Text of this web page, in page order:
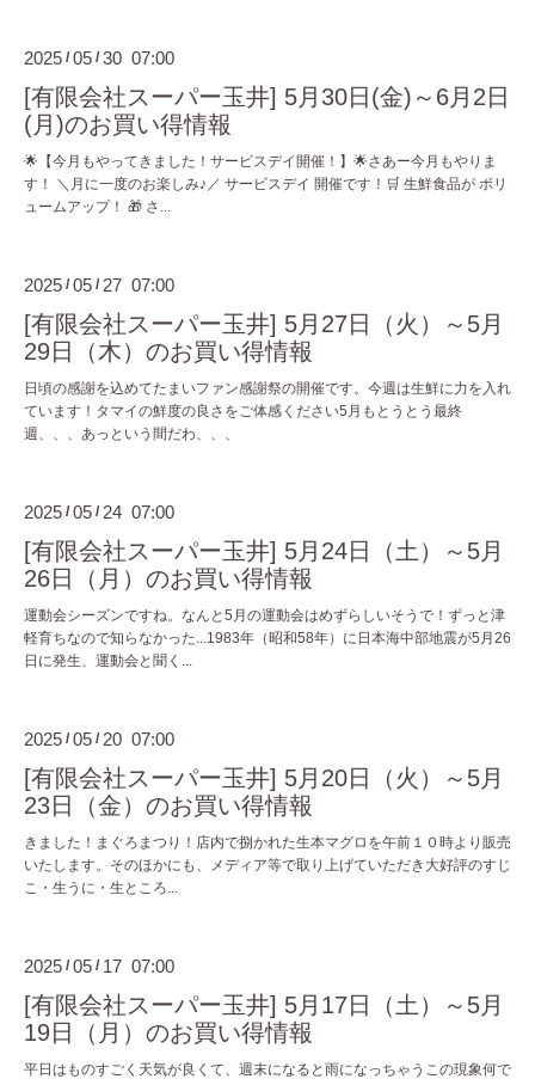
2025 /05 /30 07:00
[有限会社スーパー玉井] 5月30日(金)～6月2日
(月)のお買い得情報
🌟【今月もやってきました！サービスデイ開催！】🌟さあー今月もやりま
す！ ＼月に一度のお楽しみ♪／ サービスデイ 開催です！🛒 生鮮食品が ボリ
ュームアップ！ 🎁 さ...
2025 /05 / 27 07:00
[有限会社スーパー玉井] 5月27日（火）～5月
29日（木）のお買い得情報
日頃の感謝を込めてたまいファン感謝祭の開催です。今週は生鮮に力を入れ
ています！タマイの鮮度の良さをご体感ください5月もとうとう最終
週、、、あっという間だわ、、、
2025 /05 / 24 07:00
[有限会社スーパー玉井] 5月24日（土）～5月
26日（月）のお買い得情報
運動会シーズンですね。なんと5月の運動会はめずらしいそうで！ずっと津
軽育ちなので知らなかった...1983年（昭和58年）に日本海中部地震が5月26
日に発生、運動会と聞く...
2025 /05 / 20 07:00
[有限会社スーパー玉井] 5月20日（火）～5月
23日（金）のお買い得情報
きました！まぐろまつり！店内で捌かれた生本マグロを午前１０時より販売
いたします。そのほかにも、メディア等で取り上げていただき大好評のすじ
こ・生うに・生ところ...
2025 /05 / 17 07:00
[有限会社スーパー玉井] 5月17日（土）～5月
19日（月）のお買い得情報
平日はものすごく天気が良くて、週末になると雨になっちゃうこの現象何で